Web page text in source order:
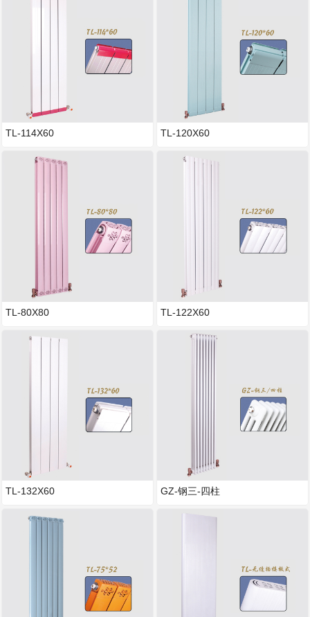
TL-114X60
TL-80X80
TL-132X60
TL-120X60
TL-122X60
GZ-钢三-四柱